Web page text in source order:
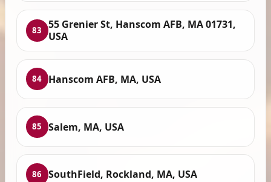
83
55 Grenier St, Hanscom AFB, MA 01731,
USA
84 Hanscom AFB, MA, USA
85 Salem, MA, USA
86 SouthField, Rockland, MA, USA